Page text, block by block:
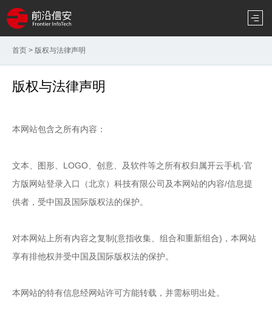
首页 > 版权与法律声明
版权与法律声明
本网站包含之所有内容：
文本、图形、LOGO、创意、及软件等之所有权归属开云手机·官
方版网站登录入口（北京）科技有限公司及本网站的内容/信息提
供者，受中国及国际版权法的保护。
对本网站上所有内容之复制(意指收集、组合和重新组合)，本网站
享有排他权并受中国及国际版权法的保护。
本网站的特有信息经网站许可方能转载，并需标明出处。